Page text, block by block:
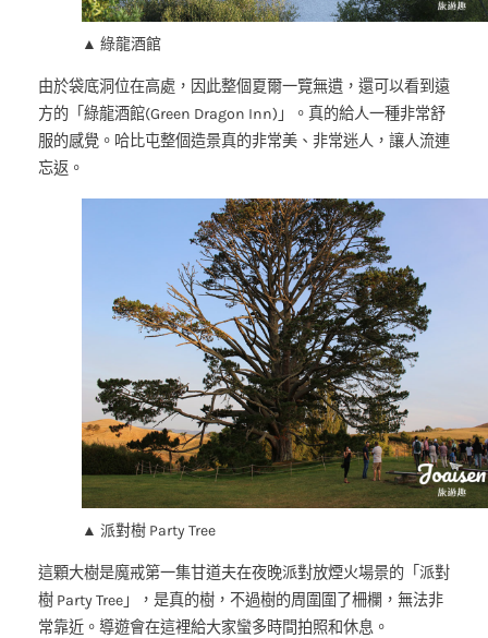
▲ 綠龍酒館
由於袋底洞位在高處，因此整個夏爾一覽無遺，還可以看到遠
方的「綠龍酒館(Green Dragon Inn)」。真的給人一種非常舒
服的感覺。哈比屯整個造景真的非常美、非常迷人，讓人流連
忘返。
▲ 派對樹 Party Tree
這顆大樹是魔戒第一集甘道夫在夜晚派對放煙火場景的「派對
樹 Party Tree」，是真的樹，不過樹的周圍圍了柵欄，無法非
常靠近。導遊會在這裡給大家蠻多時間拍照和休息。